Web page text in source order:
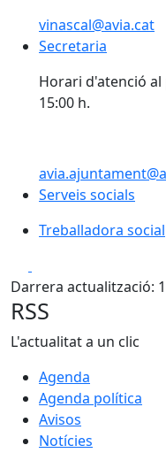
vinascal@avia.cat
Secretaria
Horari d'atenció al
15:00 h.
Serveis socials
Treballadora social
Darrera actualització:
RSS
L'actualitat a un clic
Agenda
Agenda política
Avisos
Notícies